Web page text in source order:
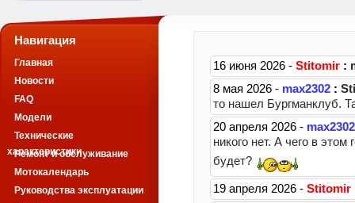
Навигация
Главная
Новости
FAQ
Модели
Технические
характеристики
Ремонт и обслуживание
Мотокалендарь
Руководства эксплуатации